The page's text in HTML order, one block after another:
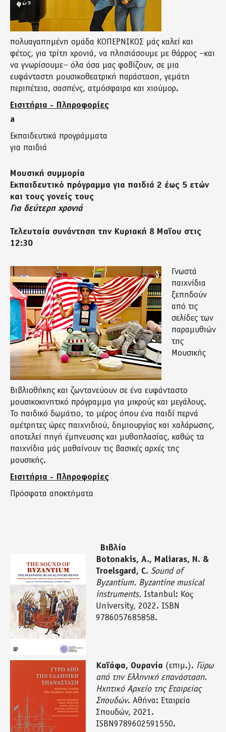
πολυαγαπημένη ομάδα ΚΟΠΕΡΝΙΚΟΣ μάς καλεί και
φέτος, για τρίτη χρονιά, να πλησιάσουμε με θάρρος −και
να γνωρίσουμε− όλα όσα μας φοβίζουν, σε μια
ευφάνταστη μουσικοθεατρική παράσταση, γεμάτη
περιπέτεια, σασπένς, ατμόσφαιρα και χιούμορ.
Εισιτήρια - Πληροφορίες
a
Εκπαιδευτικά προγράμματα
για παιδιά
Μουσική συμμορία
Εκπαιδευτικό πρόγραμμα για παιδιά 2 έως 5 ετών
και τους γονείς τους
Για δεύτερη χρονιά
Τελευταία συνάντηση την Κυριακή 8 Μαΐου στις
12:30
Γνωστά
παιχνίδια
ξεπηδούν
από τις
σελίδες των
παραμυθιών
της
Μουσικής
Βιβλιοθήκης και ζωντανεύουν σε ένα ευφάνταστο
μουσικοκινητικό πρόγραμμα για μικρούς και μεγάλους.
Το παιδικό δωμάτιο, το μέρος όπου ένα παιδί περνά
αμέτρητες ώρες παιχνιδιού, δημιουργίας και χαλάρωσης,
αποτελεί πηγή έμπνευσης και μυθοπλασίας, καθώς τα
παιχνίδια μάς μαθαίνουν τις βασικές αρχές της
μουσικής.
Εισιτήρια - Πληροφορίες
Πρόσφατα αποκτήματα
Βιβλία
Botonakis, A., Maliaras, N. &
Troelsgard, C. Sound of
Byzantium. Byzantine musical
instruments. Istanbul: Koҫ
University, 2022. ISBN
9786057685858.
Καΐάφα, Ουρανία (επιμ.). Γύρω
από την Ελληνική επανάσταση.
Ηχητικό Αρχείο της Εταιρείας
Σπουδών. Αθήνα: Εταιρεία
Σπουδών, 2021.
ISBN9789602591550.